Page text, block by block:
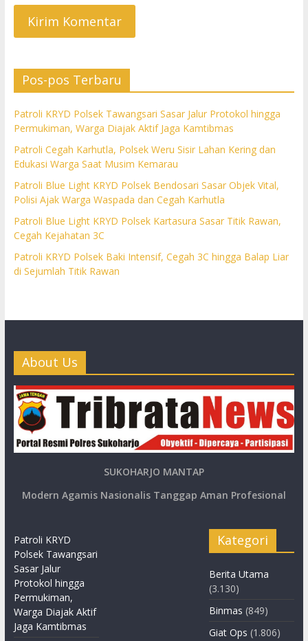
Pos-pos Terbaru
Patroli KRYD Polsek Tawangsari Sasar Jalur Protokol hingga
Permukiman, Warga Diajak Aktif Jaga Kamtibmas
Patroli Cegah Karhutla, Polsek Weru Sisir Lahan Kering dan
Edukasi Warga Saat Musim Kemarau
Patroli Blue Light KRYD Polsek Bendosari Sasar Objek Vital,
Polisi Ajak Warga Waspada dan Cegah Karhutla
Patroli Blue Light KRYD Polsek Kartasura Sasar Titik Rawan,
Cegah Kejahatan 3C
Patroli KRYD Polsek Baki Intensif, Cegah 3C hingga Balap Liar
di Sejumlah Titik Rawan
About Us
SUKOHARJO MANTAP
Modern Agamis Nasionalis Tanggap Aman Profesional
Patroli KRYD
Polsek Tawangsari
Sasar Jalur
Protokol hingga
Permukiman,
Warga Diajak Aktif
Jaga Kamtibmas
Kategori
Berita Utama
(3.130)
Binmas (849)
Giat Ops (1.806)